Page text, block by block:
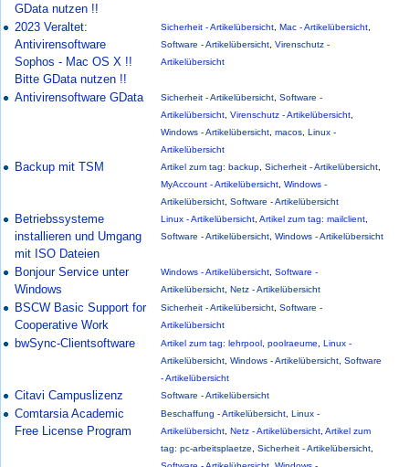
GData nutzen !!
2023 Veraltet:
Antivirensoftware
Sophos - Mac OS X !!
Bitte GData nutzen !!
Sicherheit - Artikelübersicht Mac - Artikelübersicht
Software - Artikelübersicht Virenschutz -
Artikelübersicht
Antivirensoftware GData Sicherheit - Artikelübersicht Software -
Artikelübersicht Virenschutz - Artikelübersicht
Windows - Artikelübersicht macos Linux -
Artikelübersicht
Backup mit TSM Artikel zum tag: backup Sicherheit - Artikelübersicht
MyAccount - Artikelübersicht Windows -
Artikelübersicht Software - Artikelübersicht
Betriebssysteme
installieren und Umgang
mit ISO Dateien
Linux - Artikelübersicht Artikel zum tag: mailclient
Software - Artikelübersicht Windows - Artikelübersicht
Bonjour Service unter
Windows
Windows - Artikelübersicht Software -
Artikelübersicht Netz - Artikelübersicht
BSCW Basic Support for
Cooperative Work
Sicherheit - Artikelübersicht Software -
Artikelübersicht
bwSync-Clientsoftware Artikel zum tag: lehrpool poolraeume
Linux -
Artikelübersicht Windows - Artikelübersicht Software
- Artikelübersicht
Citavi Campuslizenz Software - Artikelübersicht
Comtarsia Academic
Free License Program
Beschaffung - Artikelübersicht Linux -
Artikelübersicht Netz - Artikelübersicht Artikel zum
tag: pc-arbeitsplaetze
Sicherheit - Artikelübersicht